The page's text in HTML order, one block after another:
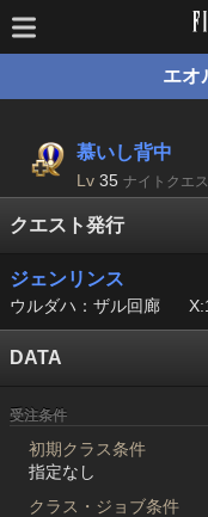
エオ
慕いし背中
Lv 35 ナイトクエ
クエスト発行
ジェンリンス
ウルダハ：ザル回廊
DATA
受注条件
初期クラス条件
指定なし
クラス・ジョブ条件